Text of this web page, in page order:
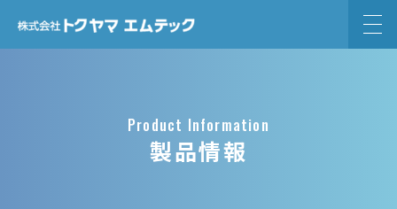
Product Information
製品情報